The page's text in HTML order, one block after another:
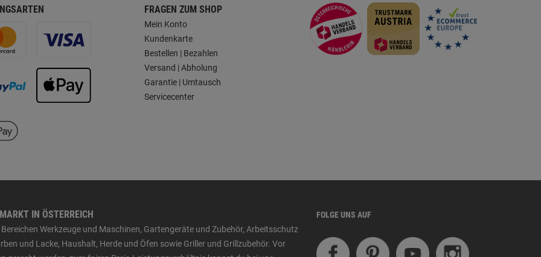
FRAGEN ZUM SHOP
Mein Konto
Kundenkarte
Bestellen | Bezahlen
Versand | Abholung
Garantie | Umtausch
Servicecenter
IN ÖSTERREICH
Werkzeuge und Maschinen, Gartengeräte und Zubehör, Arbeitsschutz
und Lacke, Haushalt, Herde und Öfen sowie Griller und Grillzubehör. Vor
FOLGE UNS AUF